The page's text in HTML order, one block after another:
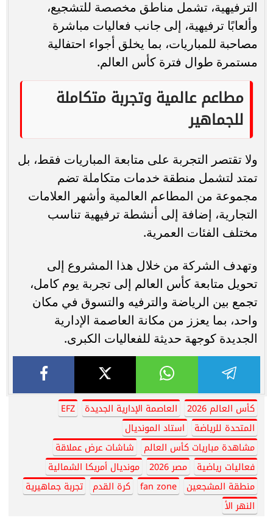
الترفيهية، تشمل مناطق مخصصة للتشجيع،
وألعابًا ترفيهية، إلى جانب فعاليات مباشرة
مصاحبة للمباريات، بما يخلق أجواء احتفالية
مستمرة طوال فترة كأس العالم.
مطاعم عالمية وتجربة متكاملة
للجماهير
ولا تقتصر التجربة على متابعة المباريات فقط، بل
تمتد لتشمل منطقة خدمات متكاملة تضم
مجموعة من المطاعم العالمية وأشهر العلامات
التجارية، إضافة إلى أنشطة ترفيهية تناسب
مختلف الفئات العمرية.
وتهدف الشركة من خلال هذا المشروع إلى
تحويل متابعة كأس العالم إلى تجربة يوم كامل،
تجمع بين الرياضة والترفيه والتسوق في مكان
واحد، بما يعزز من مكانة العاصمة الإدارية
الجديدة كوجهة حديثة للفعاليات الكبرى.
كأس العالم 2026 العاصمة الإدارية الجديدة
EFZ
المتحدة للرياضة
استاد المونديال
مشاهدة مباريات كأس العالم
شاشات عرض عملاقة
فعاليات رياضية
مصر 2026
مونديال أمريكا الشمالية
منطقة المشجعين
fan zone كرة القدم
تجربة جماهيرية
النهر الأ